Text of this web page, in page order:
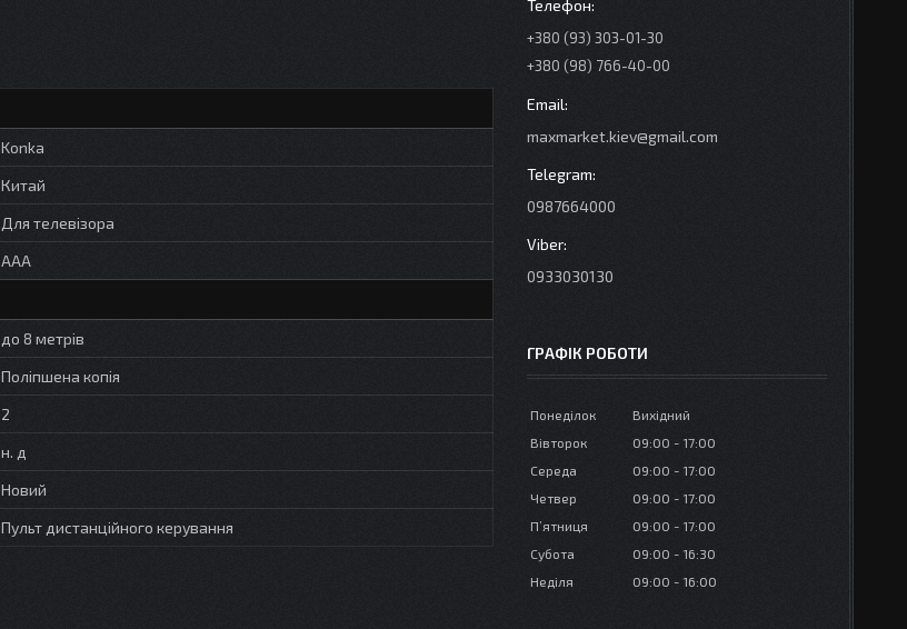
Konka
Китай
Для телевізора
AAA
до 8 метрів
Поліпшена копія
2
н. д
Новий
Пульт дистанційного керування
+380 (93) 303-01-30
+380 (98) 766-40-00
maxmarket.kiev@gmail.com
0987664000
0933030130
ГРАФІК РОБОТИ
Понеділок
Вихідний
Вівторок
09:00
17:00
Середа
09:00
17:00
Четвер
09:00
17:00
Пʼятниця
09:00
17:00
Субота
09:00
16:30
Неділя
09:00 16:00